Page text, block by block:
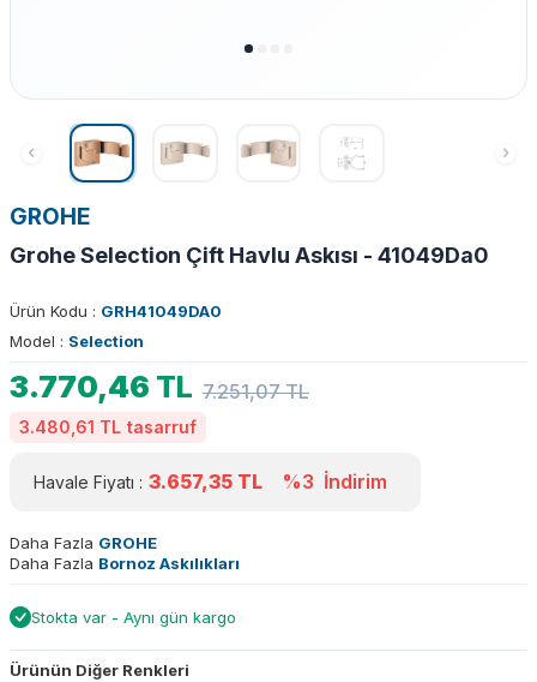
GROHE
Grohe Selection Çift Havlu Askısı - 41049Da0
Ürün Kodu : GRH41049DA0
Model : Selection
3.770,46 TL 7.251,07TL
3.480,61 TL tasarruf
Havale Fiyatı : 3.657,35 TL %3 İndirim
Daha Fazla GROHE
Daha Fazla Bornoz Askılıkları
Stokta var - Aynı gün kargo
Ürünün Diğer Renkleri